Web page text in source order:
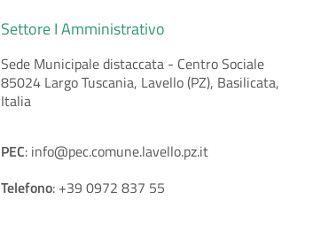
Settore I Amministrativo
Sede Municipale distaccata - Centro Sociale
85024 Largo Tuscania, Lavello (PZ), Basilicata,
Italia
PEC: info@pec.comune.lavello.pz.it
Telefono: +39 0972 837 55